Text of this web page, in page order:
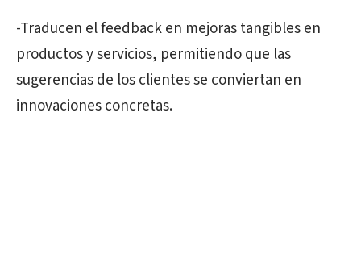
-Traducen el feedback en mejoras tangibles en
productos y servicios, permitiendo que las
sugerencias de los clientes se conviertan en
innovaciones concretas.